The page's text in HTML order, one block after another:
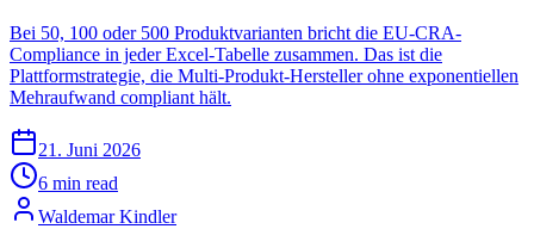
Bei 50, 100 oder 500 Produktvarianten bricht die EU-CRA-
Compliance in jeder Excel-Tabelle zusammen. Das ist die
Plattformstrategie, die Multi-Produkt-Hersteller ohne exponentiellen
Mehraufwand compliant hält.
21. Juni 2026
6 min read
Waldemar Kindler